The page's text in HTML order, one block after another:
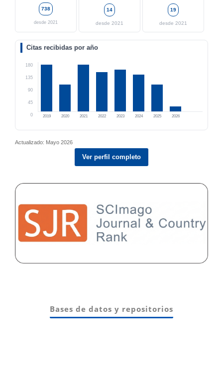
738
desde 2021
14
desde 2021
19
desde 2021
Citas recibidas por año
180
135
90
45
0 2019 2020 2021 2022 2023 2024 2025 2026
Actualizado: Mayo 2026
Ver perfil completo
Bases de datos y repositorios